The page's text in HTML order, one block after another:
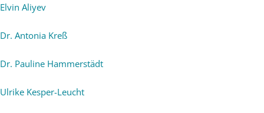
Elvin Aliyev
Dr. Antonia Kreß
Dr. Pauline Hammerstädt
Ulrike Kesper-Leucht